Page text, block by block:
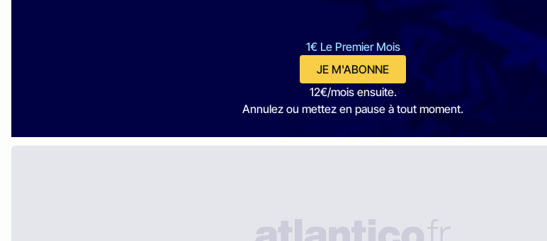
1€ Le Premier Mois
JE M'ABONNE
12€/mois ensuite.
Annulez ou mettez en pause à tout moment.